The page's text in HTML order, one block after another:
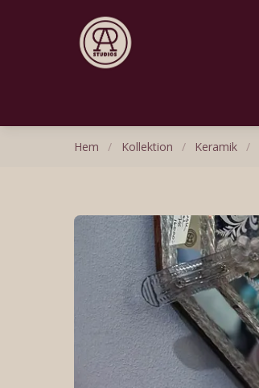
Hem / Kollektion / Keramik /